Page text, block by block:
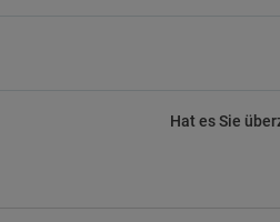
Spa
Hat es Sie